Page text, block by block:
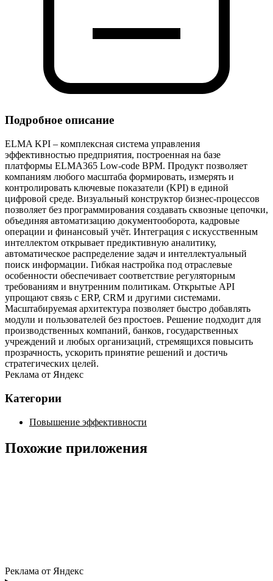
Подробное описание
ELMA KPI – комплексная система управления
эффективностью предприятия, построенная на базе
платформы ELMA365 Low‑code BPM. Продукт позволяет
компаниям любого масштаба формировать, измерять и
контролировать ключевые показатели (KPI) в единой
цифровой среде. Визуальный конструктор бизнес‑процессов
позволяет без программирования создавать сквозные цепочки,
объединяя автоматизацию документооборота, кадровые
операции и финансовый учёт. Интеграция с искусственным
интеллектом открывает предиктивную аналитику,
автоматическое распределение задач и интеллектуальный
поиск информации. Гибкая настройка под отраслевые
особенности обеспечивает соответствие регуляторным
требованиям и внутренним политикам. Открытые API
упрощают связь с ERP, CRM и другими системами.
Масштабируемая архитектура позволяет быстро добавлять
модули и пользователей без простоев. Решение подходит для
производственных компаний, банков, государственных
учреждений и любых организаций, стремящихся повысить
прозрачность, ускорить принятие решений и достичь
стратегических целей.
Реклама от Яндекс
Категории
Повышение эффективности
Похожие приложения
Реклама от Яндекс